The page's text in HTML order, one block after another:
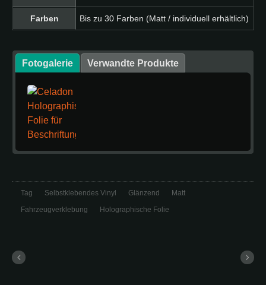
Farben Bis zu 30 Farben (Matt / individuell erhältlich)
Fotogalerie Verwandte Produkte
Tag Selbstklebendes Vinyl Glänzend Matt
Fahrzeugverklebung Holographische Folie